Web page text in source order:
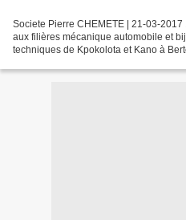
Societe Pierre CHEMETE | 21-03-
aux filières mécanique automobile et
techniques de Kpokolota et Kano à